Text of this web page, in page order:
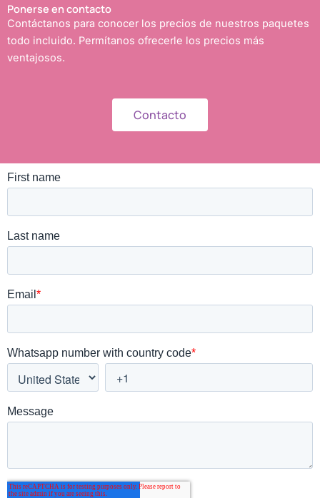
Ponerse en contacto
Contáctanos para conocer los precios de nuestros paquetes
todo incluido. Permítanos ofrecerle los precios más
ventajosos.
Contacto